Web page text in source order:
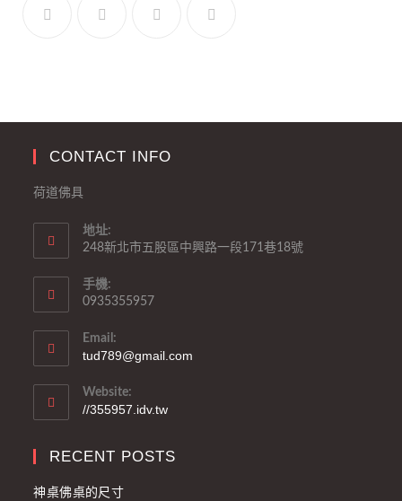
CONTACT INFO
荷道佛具
地址:
248新北市五股區中興路一段171巷18號
手機:
0935355957
Email:
tud789@gmail.com
Website:
//355957.idv.tw
RECENT POSTS
神桌佛桌的尺寸